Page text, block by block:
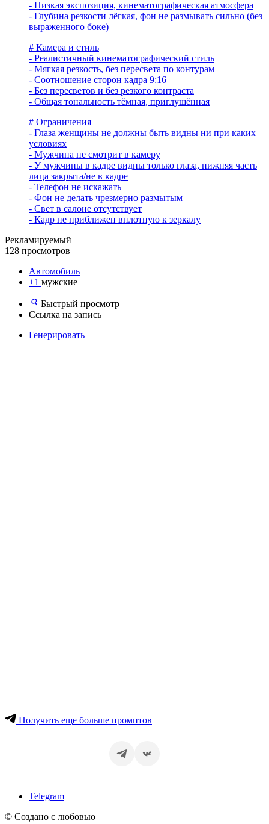
- Низкая экспозиция, кинематографическая атмосфера
- Глубина резкости лёгкая, фон не размывать сильно (без
выраженного боке)
# Камера и стиль
- Реалистичный кинематографический стиль
- Мягкая резкость, без пересвета по контурам
- Соотношение сторон кадра 9:16
- Без пересветов и без резкого контраста
- Общая тональность тёмная, приглушённая
# Ограничения
- Глаза женщины не должны быть видны ни при каких
условиях
- Мужчина не смотрит в камеру
- У мужчины в кадре видны только глаза, нижняя часть
лица закрыта/не в кадре
- Телефон не искажать
- Фон не делать чрезмерно размытым
- Свет в салоне отсутствует
- Кадр не приближен вплотную к зеркалу
Рекламируемый
128 просмотров
Автомобиль
+1 мужские
Быстрый просмотр
Ссылка на запись
Генерировать
Получить еще больше промптов
Telegram
© Создано с любовью